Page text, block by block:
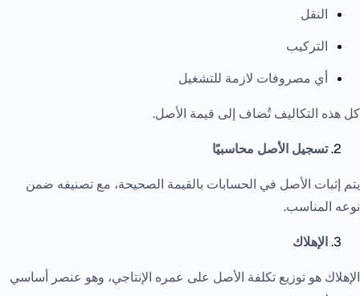
النقل
التركيب
أي مصروفات لازمة للتشغيل
كل هذه التكاليف تُضاف إلى قيمة الأصل.
تسجيل الأصل محاسبيًا
يتم إثبات الأصل في الحسابات بالقيمة الصحيحة، مع تصنيفه ضمن
نوعه المناسب.
الإهلاك
الإهلاك هو توزيع تكلفة الأصل على عمره الإنتاجي، وهو عنصر أساسي